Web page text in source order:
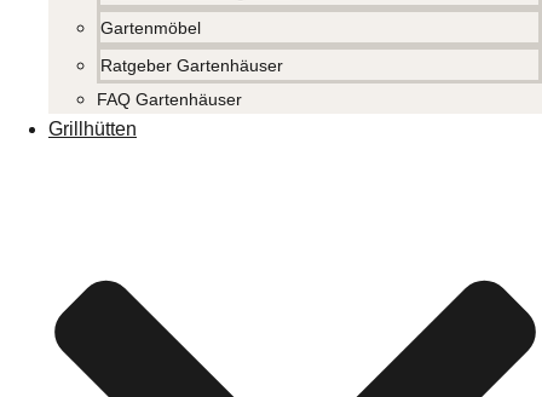
Gartenmöbel
Ratgeber Gartenhäuser
FAQ Gartenhäuser
Grillhütten